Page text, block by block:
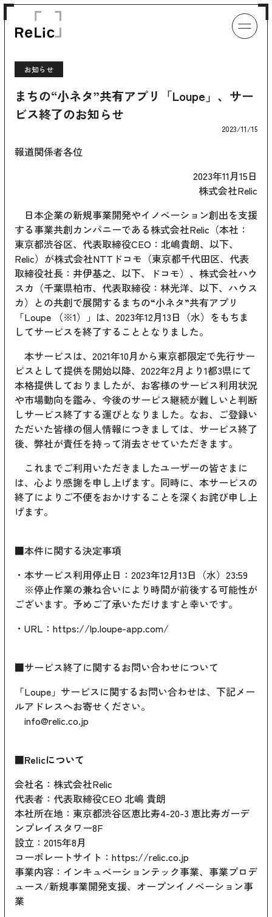
お知らせ
まちの“小ネタ”共有アプリ「Loupe」、サー
ビス終了のお知らせ
2023/11/15
報道関係者各位
2023年11月15日
株式会社Relic
日本企業の新規事業開発やイノベーション創出を支援
する事業共創カンパニーである株式会社Relic（本社：
東京都渋谷区、代表取締役CEO：北嶋貴朗、以下、
Relic）が株式会社NTTドコモ（東京都千代田区、代表
取締役社長：井伊基之、以下、ドコモ）、株式会社ハウ
スカ（千葉県柏市、代表取締役：林光洋、以下、ハウス
カ）との共創で展開するまちの“小ネタ”共有アプリ
「Loupe （※1）」は、2023年12月13日（水）をもちま
してサービスを終了することとなりました。
本サービスは、2021年10月から東京都限定で先行サー
ビスとして提供を開始以降、2022年2月より1都3県にて
本格提供しておりましたが、お客様のサービス利用状況
や市場動向を鑑み、今後のサービス継続が難しいと判断
しサービス終了する運びとなりました。なお、ご登録い
ただいた皆様の個人情報につきましては、サービス終了
後、弊社が責任を持って消去させていただきます。
これまでご利用いただきましたユーザーの皆さまに
は、心より感謝を申し上げます。同時に、本サービスの
終了によりご不便をおかけすることを深くお詫び申し上
げます。
■本件に関する決定事項
・本サービス利用停止日：2023年12月13日（水）23:59
※停止作業の兼ね合いにより時間が前後する可能性が
ございます。予めご了承いただけますと幸いです。
・URL：https://lp.loupe-app.com/
■サービス終了に関するお問い合わせについて
「Loupe」サービスに関するお問い合わせは、下記メー
ルアドレスへお寄せください。
info@relic.co.jp
■Relicについて
会社名：株式会社Relic
代表者：代表取締役CEO 北嶋 貴朗
本社所在地：東京都渋谷区恵比寿4-20-3 恵比寿ガーデ
ンプレイスタワー8F
設立：2015年8月
コーポレートサイト： https://relic.co.jp
事業内容：インキュベーションテック事業、事業プロデ
ュース/新規事業開発支援、オープンイノベーション事
業